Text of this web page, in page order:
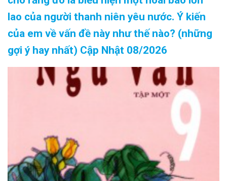
lao của người thanh niên yêu nước. Ý kiến
của em về vấn đề này như thế nào? (những
gợi ý hay nhất) Cập Nhật 08/2026